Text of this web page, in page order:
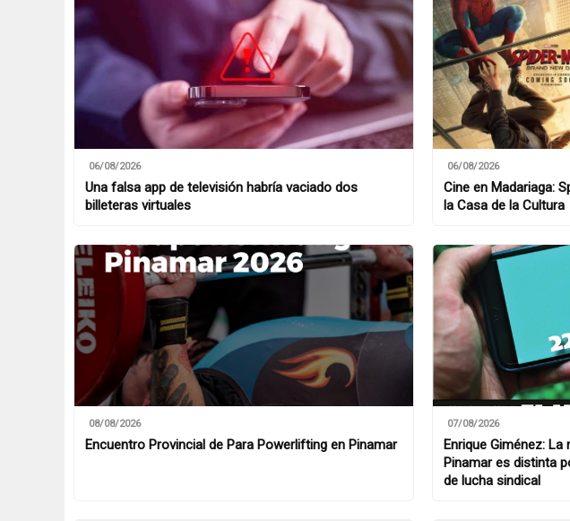
06/08/2026
Una falsa app de televisión habría vaciado dos
billeteras virtuales
06/08/2026
Cine en Madariaga:
la Casa de la Cultura
08/08/2026
Encuentro Provincial de Para Powerlifting en Pinamar
07/08/2026
Enrique Giménez:
Pinamar es distinta
de lucha sindical